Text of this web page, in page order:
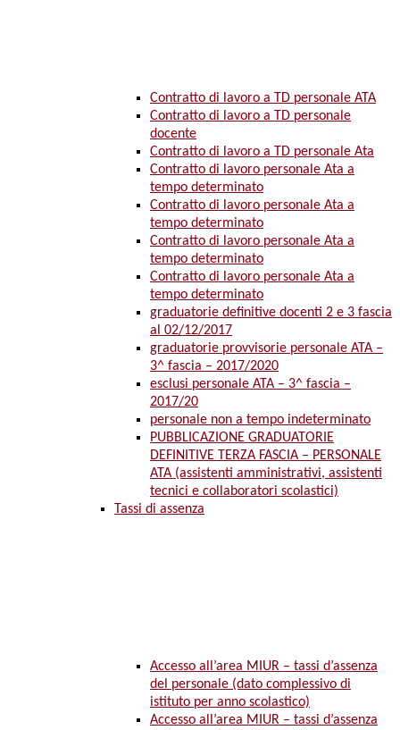
Contratto di lavoro a TD personale ATA
Contratto di lavoro a TD personale
docente
Contratto di lavoro a TD personale Ata
Contratto di lavoro personale Ata a
tempo determinato
Contratto di lavoro personale Ata a
tempo determinato
Contratto di lavoro personale Ata a
tempo determinato
Contratto di lavoro personale Ata a
tempo determinato
graduatorie definitive docenti 2 e 3 fascia
al 02/12/2017
graduatorie provvisorie personale ATA –
3^ fascia – 2017/2020
esclusi personale ATA – 3^ fascia –
2017/20
personale non a tempo indeterminato
PUBBLICAZIONE GRADUATORIE
DEFINITIVE TERZA FASCIA – PERSONALE
ATA (assistenti amministrativi, assistenti
tecnici e collaboratori scolastici)
Tassi di assenza
Accesso all’area MIUR – tassi d’assenza
del personale (dato complessivo di
istituto per anno scolastico)
Accesso all’area MIUR – tassi d’assenza